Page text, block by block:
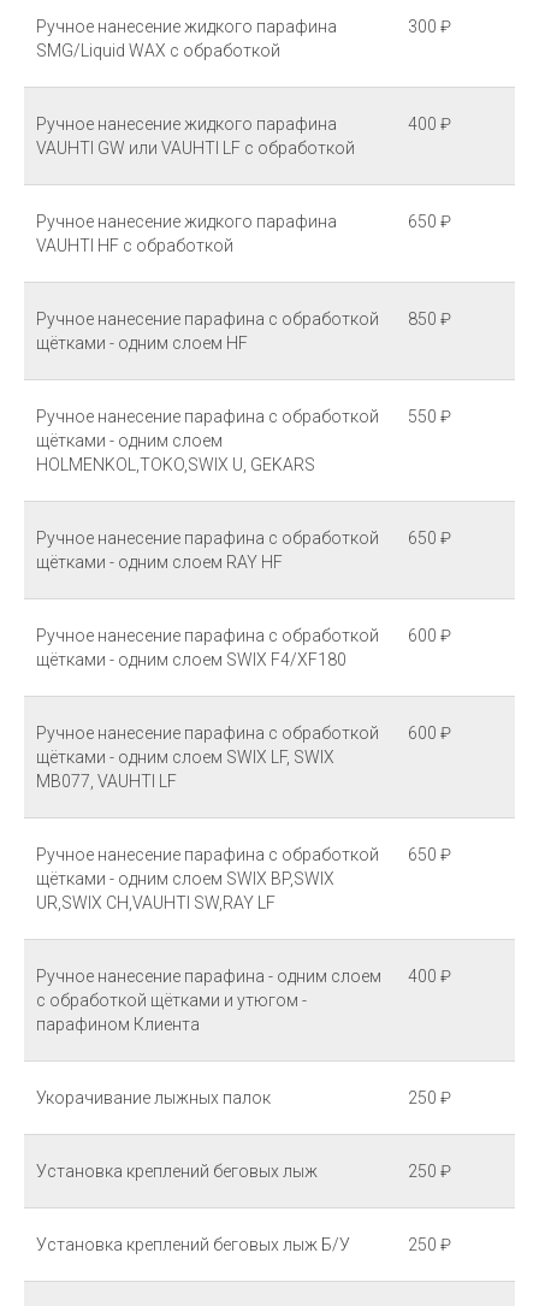
Ручное нанесение жидкого парафина
SMG/Liquid WAX с обработкой
300 ₽
Ручное нанесение жидкого парафина
VAUHTI GW или VAUHTI LF с обработкой
400 ₽
Ручное нанесение жидкого парафина
VAUHTI HF с обработкой
650 ₽
Ручное нанесение парафина с обработкой
щётками - одним слоем HF
850 ₽
Ручное нанесение парафина с обработкой
щётками - одним слоем
HOLMENKOL,TOKO,SWIX U, GEKARS
550 ₽
Ручное нанесение парафина с обработкой
щётками - одним слоем RAY HF
650 ₽
Ручное нанесение парафина с обработкой
щётками - одним слоем SWIX F4/XF180
600 ₽
Ручное нанесение парафина с обработкой
щётками - одним слоем SWIX LF, SWIX
MB077, VAUHTI LF
600 ₽
Ручное нанесение парафина с обработкой
щётками - одним слоем SWIX BP,SWIX
UR,SWIX CH,VAUHTI SW,RAY LF
650 ₽
Ручное нанесение парафина - одним слоем
с обработкой щётками и утюгом -
парафином Клиента
400 ₽
Укорачивание лыжных палок 250 ₽
Установка креплений беговых лыж 250 ₽
Установка креплений беговых лыж Б/У 250 ₽